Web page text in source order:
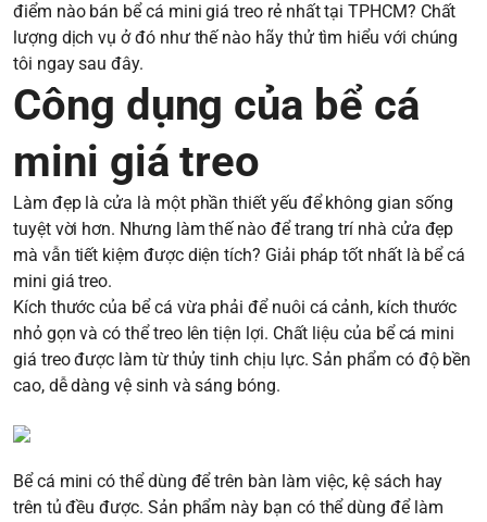
điểm nào bán bể cá mini giá treo rẻ nhất tại TPHCM? Chất
lượng dịch vụ ở đó như thế nào hãy thử tìm hiểu với chúng
tôi ngay sau đây.
Công dụng của bể cá
mini giá treo
Làm đẹp là cửa là một phần thiết yếu để không gian sống
tuyệt vời hơn. Nhưng làm thế nào để trang trí nhà cửa đẹp
mà vẫn tiết kiệm được diện tích? Giải pháp tốt nhất là bể cá
mini giá treo.
Kích thước của bể cá vừa phải để nuôi cá cảnh, kích thước
nhỏ gọn và có thể treo lên tiện lợi. Chất liệu của bể cá mini
giá treo được làm từ thủy tinh chịu lực. Sản phẩm có độ bền
cao, dễ dàng vệ sinh và sáng bóng.
Bể cá mini có thể dùng để trên bàn làm việc, kệ sách hay
trên tủ đều được. Sản phẩm này bạn có thể dùng để làm